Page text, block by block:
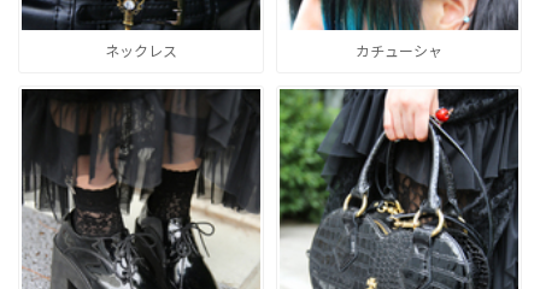
ネックレス カチューシャ